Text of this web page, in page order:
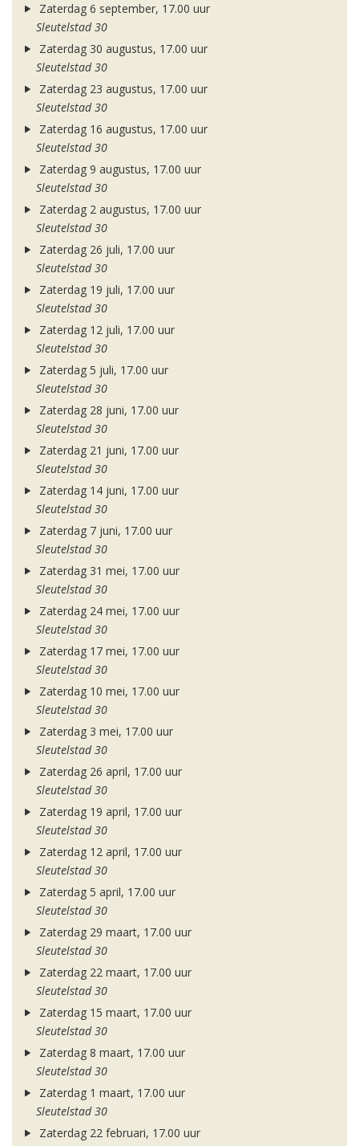
Zaterdag 6 september, 17.00 uur
Sleutelstad 30
Zaterdag 30 augustus, 17.00 uur
Sleutelstad 30
Zaterdag 23 augustus, 17.00 uur
Sleutelstad 30
Zaterdag 16 augustus, 17.00 uur
Sleutelstad 30
Zaterdag 9 augustus, 17.00 uur
Sleutelstad 30
Zaterdag 2 augustus, 17.00 uur
Sleutelstad 30
Zaterdag 26 juli, 17.00 uur
Sleutelstad 30
Zaterdag 19 juli, 17.00 uur
Sleutelstad 30
Zaterdag 12 juli, 17.00 uur
Sleutelstad 30
Zaterdag 5 juli, 17.00 uur
Sleutelstad 30
Zaterdag 28 juni, 17.00 uur
Sleutelstad 30
Zaterdag 21 juni, 17.00 uur
Sleutelstad 30
Zaterdag 14 juni, 17.00 uur
Sleutelstad 30
Zaterdag 7 juni, 17.00 uur
Sleutelstad 30
Zaterdag 31 mei, 17.00 uur
Sleutelstad 30
Zaterdag 24 mei, 17.00 uur
Sleutelstad 30
Zaterdag 17 mei, 17.00 uur
Sleutelstad 30
Zaterdag 10 mei, 17.00 uur
Sleutelstad 30
Zaterdag 3 mei, 17.00 uur
Sleutelstad 30
Zaterdag 26 april, 17.00 uur
Sleutelstad 30
Zaterdag 19 april, 17.00 uur
Sleutelstad 30
Zaterdag 12 april, 17.00 uur
Sleutelstad 30
Zaterdag 5 april, 17.00 uur
Sleutelstad 30
Zaterdag 29 maart, 17.00 uur
Sleutelstad 30
Zaterdag 22 maart, 17.00 uur
Sleutelstad 30
Zaterdag 15 maart, 17.00 uur
Sleutelstad 30
Zaterdag 8 maart, 17.00 uur
Sleutelstad 30
Zaterdag 1 maart, 17.00 uur
Sleutelstad 30
Zaterdag 22 februari, 17.00 uur